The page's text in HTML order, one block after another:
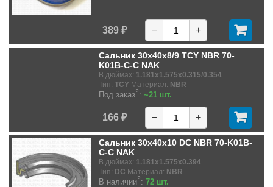
389 ₽ − +
Сальник 30x40x8/9 TCY NBR 70-
K01B-C-C NAK
В дюймах: 1.181x1.575x0.315/0.354
Тип: TCY Материал: NBR
Под заказ?: ~21 шт.
166 ₽ − +
Сальник 30x40x10 DC NBR 70-K01B-
C-C NAK
В дюймах: 1.181x1.575x0.394
Тип: DC Материал: NBR
В наличии?: 72 шт.